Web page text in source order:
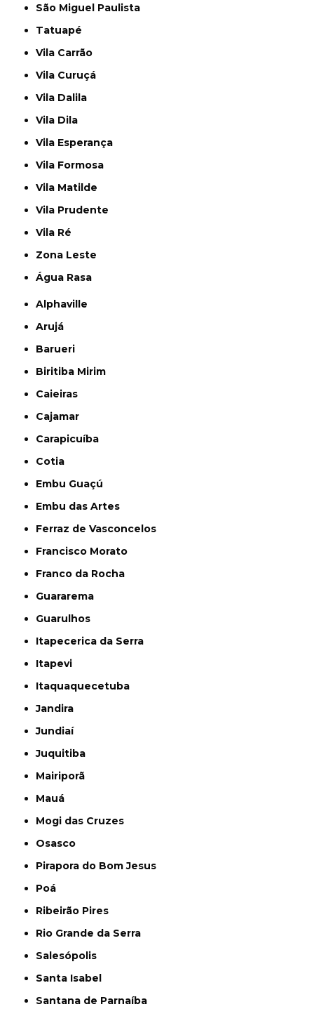
São Miguel Paulista
Tatuapé
Vila Carrão
Vila Curuçá
Vila Dalila
Vila Dila
Vila Esperança
Vila Formosa
Vila Matilde
Vila Prudente
Vila Ré
Zona Leste
Água Rasa
Alphaville
Arujá
Barueri
Biritiba Mirim
Caieiras
Cajamar
Carapicuíba
Cotia
Embu Guaçú
Embu das Artes
Ferraz de Vasconcelos
Francisco Morato
Franco da Rocha
Guararema
Guarulhos
Itapecerica da Serra
Itapevi
Itaquaquecetuba
Jandira
Jundiaí
Juquitiba
Mairiporã
Mauá
Mogi das Cruzes
Osasco
Pirapora do Bom Jesus
Poá
Ribeirão Pires
Rio Grande da Serra
Salesópolis
Santa Isabel
Santana de Parnaíba